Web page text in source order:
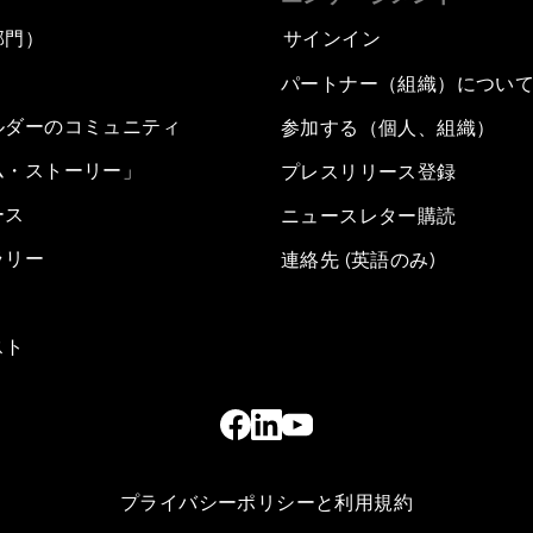
）
ーのコミュニティ
ストーリー」
リー
サインイン
パートナー（組織）につい
参加する（個人、組織）
プレスリリース登録
ニュースレター購読
連絡先 (英語のみ)
プライバシーポリシーと利用規約